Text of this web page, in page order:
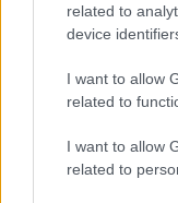
related to
device
I want to allow
related to
I want to allow
related to